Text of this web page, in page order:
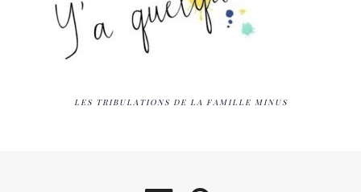
LES TRIBULATIONS DE LA FAMILLE MINUS